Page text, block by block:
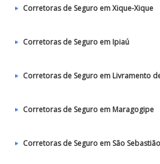
Corretoras de Seguro em Xique-Xique
Corretoras de Seguro em Ipiaú
Corretoras de Seguro em Livramento
Corretoras de Seguro em Maragogipe
Corretoras de Seguro em São